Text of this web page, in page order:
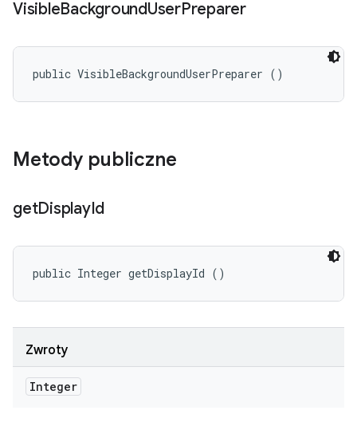
VisibleBackgroundUserPreparer
public VisibleBackgroundUserPreparer ()
Metody publiczne
getDisplayId
public Integer getDisplayId ()
Zwroty
Integer